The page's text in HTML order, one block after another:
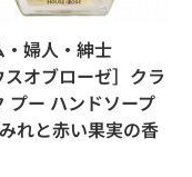
・婦人・紳士
スオブローゼ］クラ
プー ハンドソープ
れと赤い果実の香